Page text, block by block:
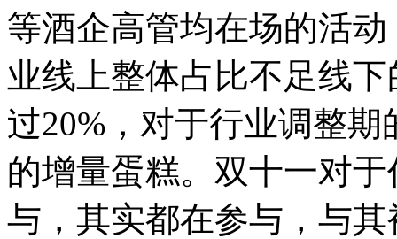
等酒企高管均在场的活
业线上整体占比不足线
过20%，对于行业调整
的增量蛋糕。双十一对
与，其实都在参与，与